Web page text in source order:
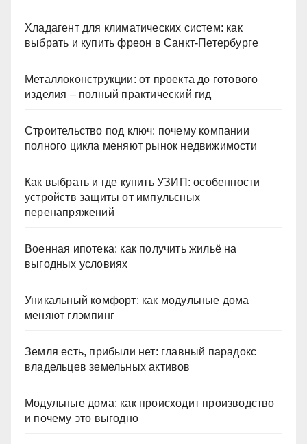
Хладагент для климатических систем: как
выбрать и купить фреон в Санкт-Петербурге
Металлоконструкции: от проекта до готового
изделия – полный практический гид
Строительство под ключ: почему компании
полного цикла меняют рынок недвижимости
Как выбрать и где купить УЗИП: особенности
устройств защиты от импульсных
перенапряжений
Военная ипотека: как получить жильё на
выгодных условиях
Уникальный комфорт: как модульные дома
меняют глэмпинг
Земля есть, прибыли нет: главный парадокс
владельцев земельных активов
Модульные дома: как происходит производство
и почему это выгодно